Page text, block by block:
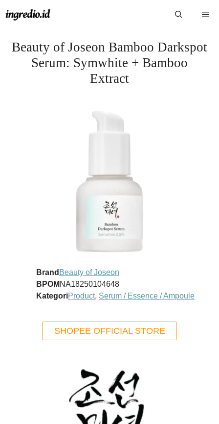
ke
Beauty of Joseon Bamboo Darkspot
Serum: Symwhite + Bamboo
Extract
Brand Beauty of Joseon
BPOM NA18250104648
KategoriProduct, Serum / Essence / Ampoule
SHOPEE OFFICIAL STORE